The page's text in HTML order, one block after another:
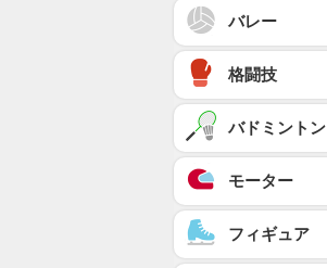
バレー
格闘技
バドミントン
モーター
フィギュア